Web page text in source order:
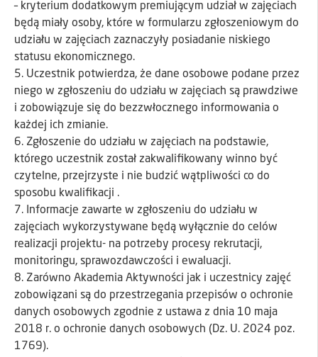
– kryterium dodatkowym premiującym udział w zajęciach
będą miały osoby, które w formularzu zgłoszeniowym do
udziału w zajęciach zaznaczyły posiadanie niskiego
statusu ekonomicznego.
5. Uczestnik potwierdza, że dane osobowe podane przez
niego w zgłoszeniu do udziału w zajęciach są prawdziwe
i zobowiązuje się do bezzwłocznego informowania o
każdej ich zmianie.
6. Zgłoszenie do udziału w zajęciach na podstawie,
którego uczestnik został zakwalifikowany winno być
czytelne, przejrzyste i nie budzić wątpliwości co do
sposobu kwalifikacji .
7. Informacje zawarte w zgłoszeniu do udziału w
zajęciach wykorzystywane będą wyłącznie do celów
realizacji projektu- na potrzeby procesy rekrutacji,
monitoringu, sprawozdawczości i ewaluacji.
8. Zarówno Akademia Aktywności jak i uczestnicy zajęć
zobowiązani są do przestrzegania przepisów o ochronie
danych osobowych zgodnie z ustawa z dnia 10 maja
2018 r. o ochronie danych osobowych (Dz. U. 2024 poz.
1769).